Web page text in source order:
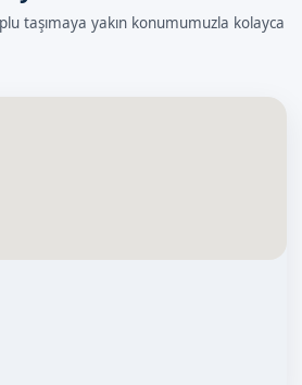
taşımaya yakın konumumuzla kolayca